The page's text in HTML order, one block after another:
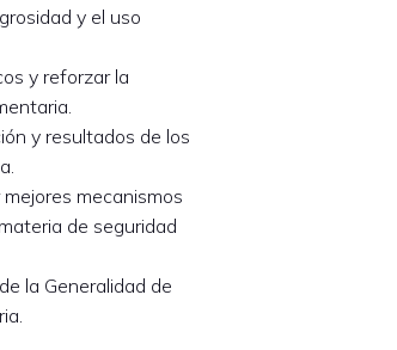
y el uso
y reforzar la
y resultados de los
mecanismos
de seguridad
la Generalidad de